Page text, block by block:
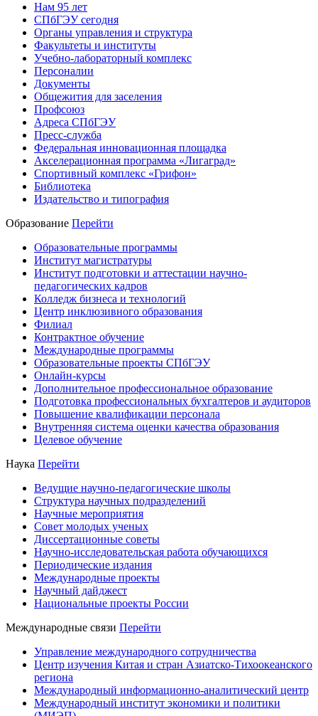
Нам 95 лет
СПбГЭУ сегодня
Органы управления и структура
Факультеты и институты
Учебно-лабораторный комплекс
Персоналии
Документы
Общежития для заселения
Профсоюз
Адреса СПбГЭУ
Пресс-служба
Федеральная инновационная площадка
Акселерационная программа «Лигаград»­­
Спортивный комплекс «Грифон»
Библиотека
Издательство и типография
Образование Перейти
Образовательные программы
Институт магистратуры
Институт подготовки и аттестации научно-
педагогических кадров
Колледж бизнеса и технологий
Центр инклюзивного образования
Филиал
Контрактное обучение
Международные программы
Образовательные проекты СПбГЭУ
Онлайн-курсы
Дополнительное профессиональное образование
Подготовка профессиональных бухгалтеров и аудиторов
Повышение квалификации персонала
Внутренняя система оценки качества образования
Целевое обучение
Наука Перейти
Ведущие научно-педагогические школы
Структура научных подразделений
Научные мероприятия
Совет молодых ученых
Диссертационные советы
Научно-исследовательская работа обучающихся
Периодические издания
Международные проекты
Научный дайджест
Национальные проекты России
Международные связи Перейти
Управление международного сотрудничества
Центр изучения Китая и стран Азиатско-Тихоокеанского
региона
Международный информационно-аналитический центр
Международный институт экономики и политики